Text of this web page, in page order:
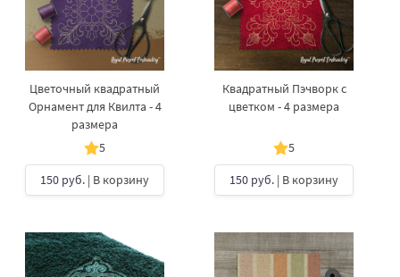
Цветочный квадратный
Орнамент для Квилта - 4
размера
5
150 руб. | В корзину
Квадратный Пэчворк с
цветком - 4 размера
5
150 руб. | В корзину